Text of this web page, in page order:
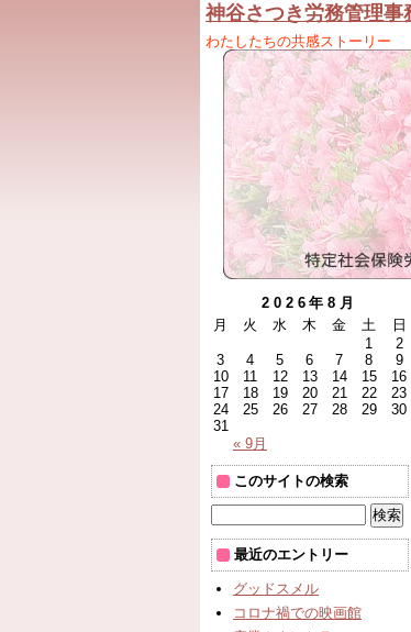
神谷さつき労務管理事
わたしたちの共感ストーリー
2026年8月
月
火 水 木 金 土 日
« 9月
1
2
3
4 5 6 7 8
9
10
11 12 13 14 15
16
17
18 19 20 21 22
23
24
25 26 27 28 29
30
31
このサイトの検索
最近のエントリー
グッドスメル
コロナ禍での映画館